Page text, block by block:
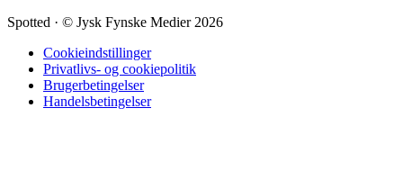
Spotted · © Jysk Fynske Medier 2026
Cookieindstillinger
Privatlivs- og cookiepolitik
Brugerbetingelser
Handelsbetingelser